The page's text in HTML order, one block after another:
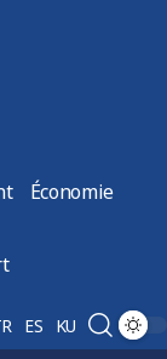
Économie
ES KU